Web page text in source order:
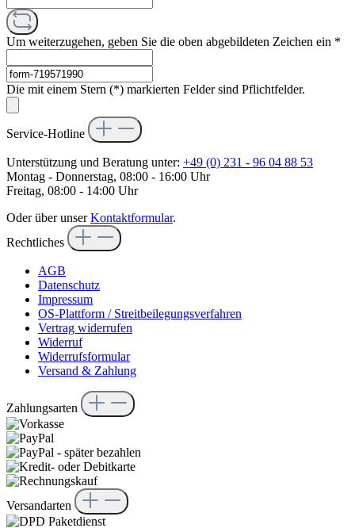
Um weiterzugehen, geben Sie die oben abgebildeten Zeichen ein *
Die mit einem Stern (*) markierten Felder sind Pflichtfelder.
Service-Hotline
Unterstützung und Beratung unter: +49 (0) 231 - 96 04 88 53
Montag - Donnerstag, 08:00 - 16:00 Uhr
Freitag, 08:00 - 14:00 Uhr
Oder über unserKontaktformular.
Rechtliches
AGB
Datenschutz
Impressum
OS-Plattform / Streitbeilegungsverfahren
Vertrag widerrufen
Widerruf
Widerrufsformular
Versand & Zahlung
Zahlungsarten
Versandarten